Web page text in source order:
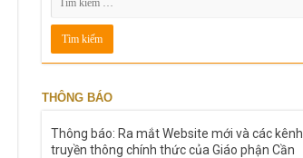
THÔNG BÁO
Thông báo: Ra mắt Website mới và các kênh
truyền thông chính thức của Giáo phận Cần